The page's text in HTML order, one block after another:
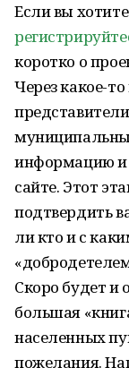
Если вы
коротко о
Через какое-
информацию и
сайте. Этот
подтвердить
ли кто и с
Скоро будет и
большая
населенных
пожелания.